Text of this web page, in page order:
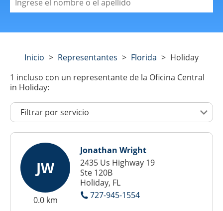
Inicio > Representantes > Florida > Holiday
1 incluso con un representante de la Oficina Central
in Holiday:
JW
0.0 km
Jonathan Wright
2435 Us Highway 19
Ste 120B
Holiday, FL
727-945-1554